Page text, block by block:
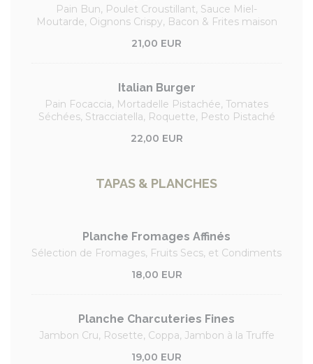
Pain Bun, Poulet Croustillant, Sauce Miel-
Moutarde, Oignons Crispy, Bacon & Frites maison
21,00 EUR
Italian Burger
Pain Focaccia, Mortadelle Pistachée, Tomates
Séchées, Stracciatella, Roquette, Pesto Pistaché
22,00 EUR
TAPAS & PLANCHES
Planche Fromages Affinés
Sélection de Fromages, Fruits Secs, et Condiments
18,00 EUR
Planche Charcuteries Fines
Jambon Cru, Rosette, Coppa, Jambon à la Truffe
19,00 EUR